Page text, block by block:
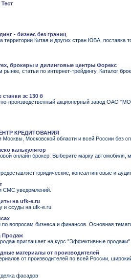
- бизнес без границ
территории Китая и других стран ЮВА, поставка
брокеры и дилинговые центры Форекс
статьи по интернет-трейдингу. Каталог
зс 130 б
производственный акционерный завод ОАО
КРЕДИТОВАНИЯ
Москвы, Московской области и всей России без
калькулятор
онлайн брокер: Выберите марку
юридические, консалтинговые и
СМС уведомлений.
на ufk-e.ru
и ссуды на ufk-e.ru
вопросам бизнеса и финансов. Основная
Продаж
приглашает на курс "Эффективные
материалы от производителей
от производителей по всей России,
фасадов